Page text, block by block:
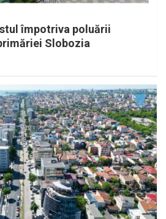
împotriva poluării
Slobozia